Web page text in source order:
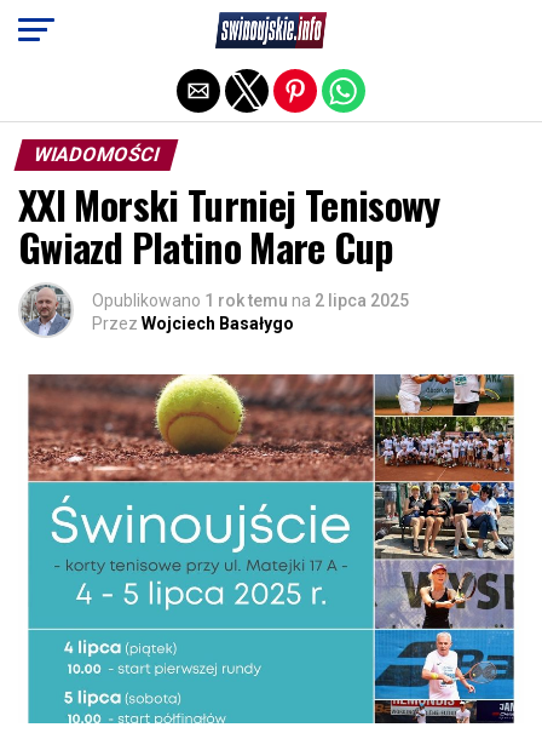
WIADOMOŚCI
XXI Morski Turniej Tenisowy
Gwiazd Platino Mare Cup
Opublikowano 1 rok temu na 2 lipca 2025
Przez Wojciech Basałygo
Exit mobile version